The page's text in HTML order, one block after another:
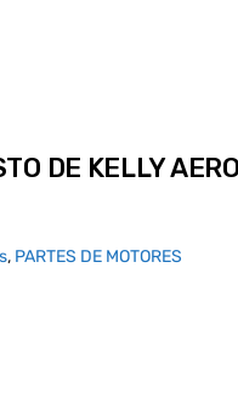
DE KELLY
, PARTES DE MOTORES